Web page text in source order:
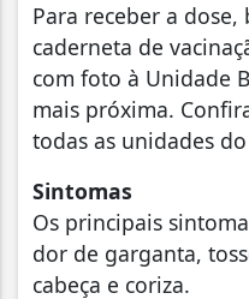
Para receber a
caderneta de
com foto à Unidade
mais próxima.
todas as unidades
Sintomas
Os principais
dor de garganta,
cabeça e coriza.